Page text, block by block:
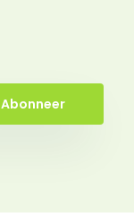
Abonneer